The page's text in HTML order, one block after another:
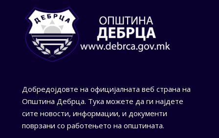
Добредојдовте на официјалната веб страна на
Општина Дебрца. Тука можете да ги најдете
сите новости, информации, и документи
поврзани со работењето на општината.